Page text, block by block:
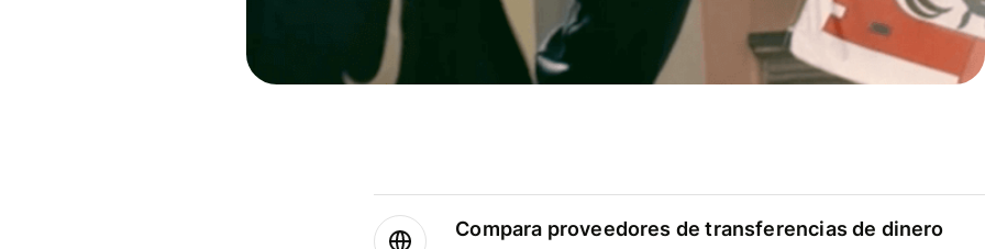
Compara proveedores de transferencias de dinero